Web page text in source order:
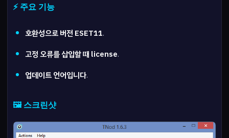
⚡ 주요 기능
호환성으로 버전 ESET11.
고정 오류를 삽입할 때 license.
업데이트 언어입니다.
🖼️ 스크린샷